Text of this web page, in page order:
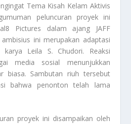
Tema Kisah Kelam Aktivis
peluncuran proyek ini
Pictures dalam ajang JAFF
ini merupakan adaptasi
karya Leila S. Chudori. Reaksi
media sosial menunjukkan
biasa. Sambutan riuh tersebut
bahwa penonton telah lama
proyek ini disampaikan oleh